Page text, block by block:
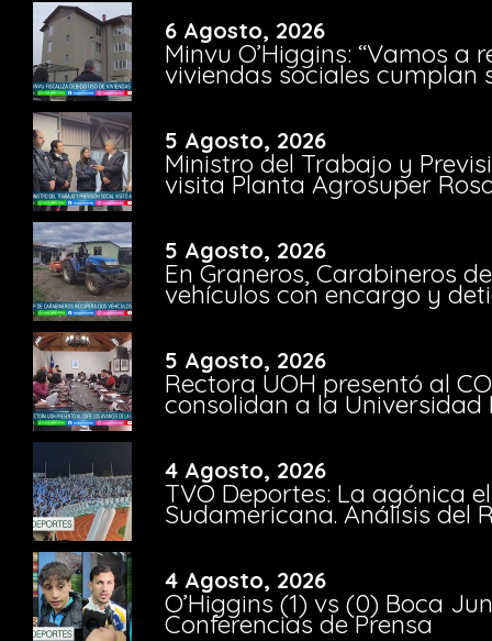
6 Agosto, 2026
Minvu O’Higgins: “Vamos a
viviendas sociales cumplan
5 Agosto, 2026
Ministro del Trabajo y
visita Planta Agrosuper
5 Agosto, 2026
En Graneros, Carabineros
vehículos con encargo y
5 Agosto, 2026
Rectora UOH presentó al
consolidan a la Universidad
4 Agosto, 2026
TVO Deportes: La agónica
Sudamericana. Análisis del
4 Agosto, 2026
O’Higgins (1) vs (0) Boca
Conferencias de Prensa